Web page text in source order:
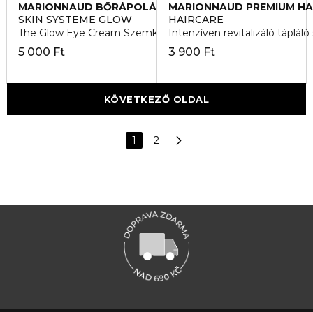
MARIONNAUD BŐRÁPOLÁS
SKIN SYSTÈME GLOW
The Glow Eye Cream Szemkörnyék ápoló
5 000 Ft
MARIONNAUD PREMIUM
CARE
HAIRCARE
Intenzíven revitalizáló
3 900 Ft
KÖVETKEZŐ OLDAL
1 2